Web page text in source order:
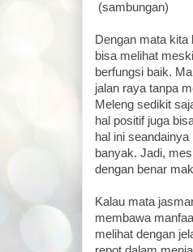
(sambungan)
Dengan mata kita
bisa melihat
berfungsi baik.
jalan raya tanpa
Meleng sedikit
hal positif juga
hal ini
banyak. Jadi,
dengan benar
Kalau mata
membawa
melihat dengan